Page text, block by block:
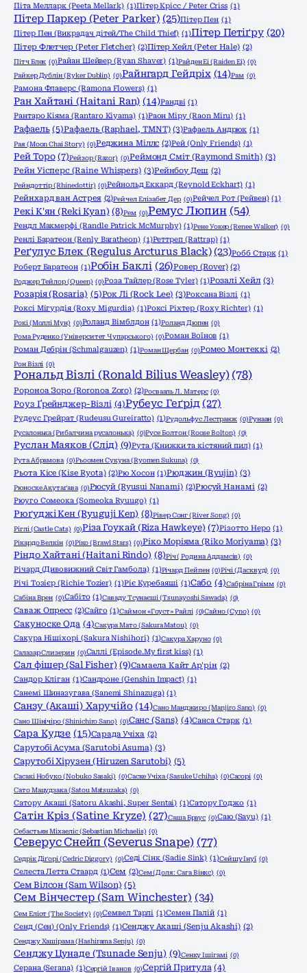
Піта Мелларк (Peeta Mellark) (1)Пітер Крісс / Peter Criss (1)
Пітер Паркер (Peter Parker) (25)Пітер Пен (1)
Пітер Пен (Викрадач дітей/The Child Thief) (1)Пітер Петіґру (20)
Пітер Флетчер (Peter Fletcher) (2)Пітер Хейл (Peter Hale) (2)
Пітч Блек (0)Райан Шейвер (Ryan Shaver) (1)Райден Еі (Raiden Ei) (0)
Райкер Дублін (Ryker Dublin) (0)Райнгард Гейдріх (14)Рам (0)
Рамона Флаверс (Ramona Flowers) (1)
Ран Хайтані (Haitani Ran) (14)Рандві (1)
Рантаро Кіяма (Rantaro Kiyama) (1)Раон Міру (Raon Miru) (1)
Рафаель (5)Рафаель (Raphael, TMNT) (3)Рафаель Андрюк (1)
Рая (Moon Chai Story) (0)Реджина Міллс (2)Рей (Only Friends) (1)
Рей Торо (7)Рейзор (Razor) (0)Реймонд Сміт (Raymond Smith) (3)
Рейн Уісперс (Raine Whispers) (3)Рейнбоу Деш (2)
Рейндоттір (Rhinedottir) (0)Рейнольд Еккард (Reynold Eckhart) (1)
Рейнхард ван Астрея (2)Рейчел Елізабет Дер (0)Рейчел Рот (Рейвен) (1)
Рекі К'ян (Reki Kyan) (8)Рем (0)Ремус Люпин (54)
Рендл Макмерфі (Randle Patrick McMurphy) (1)Рене Уокер (Renee Walker) (0)
Ренлі Баратеон (Renly Baratheon) (1)Реттреп (Rattrap) (1)
Реґулус Блек (Regulus Arcturus Black) (23)Робб Старк (1)
Роберт Баратеон (1)Робін Баклі (26)Ровер (Rover) (2)
Роджер Тейлор (Queen) (0)Роза Тайлер (Rose Tyler) (1)Розалі Хейл (3)
Розарія (Rosaria) (5)Рок Лі (Rock Lee) (3)Роксана Візлі (1)
Роксі Мігурдія (Roxy Migurdia) (1)Роксі Ріхтер (Roxy Richter) (1)
Рокі (Моллі Мун) (0)Роланд Вімблдон (1)Роланд Дюпен (0)
Рома Руденко (Університет Чупарського) (0)Роман Воїнов (1)
Роман Дебрін (Schmalgauzen) (1)Роман Щербан (0)Ромео Монтеккі (2)
Рон Візлі (0)
Рональд Візлі (Ronald Bilius Weasley) (78)
Ророноа Зоро (Roronoa Zoro) (2)Росвааль Л. Матерс (0)
Роуз Ґрейнджер-Візлі (4)Рубеус Геґрід (27)
Рудеус Грейрат (Rudeusu Gureiratto) (1)Рудольфус Лестранж (0)Рунаан (0)
Русалонька (Рибалчина русалонька) (0)Русе Болтон (Roose Bolton) (0)
Руслан Маяков (Слід) (9)Рута (Книжки та кістяний пил) (1)
Рута Абрамова (0)Рьоомен Сукуна (Ryomen Sukuna) (0)
Рьота Кісе (Kise Ryota) (2)Рю Хосон (1)Рюджин (Ryujin) (3)
Рюноске Акутаґава (0)Рюсуй (Ryusui Nanami) (2)Рюсуй Нанамі (2)
Рюуго Сомеока (Someoka Ryuugo) (1)
Рюґуджі Кен (Ryuguji Ken) (8)Рівер Сонг (River Song) (0)
Ріглі (Castle Cats) (0)Різа Гоукай (Riza Hawkeye) (7)Різотто Неро (1)
Рікардо Велкін (0)Ріко (Brawl Stars) (0)Ріко Моріяма (Riko Moriyama) (3)
Ріндо Хайтані (Haitani Rindo) (8)Річ ( Родина Аддамсів) (0)
Річард (Дивовижний Світ Гамбола) (1)Річард Пейпен (0)Річі (Дасквуд) (0)
Річі Тозієр (Richie Tozier) (1)Ріє Куребаяші (1)Сабо (4)Сабріна Грімм (0)
Сабіна Врен (0)Сабіто (1)Саваду Тсунаєші (Tsunayoshi Sawada) (0)
Саваж Опресс (2)Сайго (1)Саймон «Гоуст» Райлі (0)Сайно (Cyno) (0)
Сакуноске Ода (4)Сакура Мато (Sakura Matou) (0)
Сакура Нішіхорі (Sakura Nishihori) (1)Сакура Харуно (0)
Салазар Слизерин (0)Саллі (Episode.My first kiss) (1)
Сал фішер (Sal Fisher) (9)Самаела Кайт Ар'рін (2)
Сандор Кліган (1)Сандроне (Genshin Impact) (1)
Санемі Шиназугава (Sanemi Shinazuga) (1)
Санзу (Акаші) Харучійо (14)Сано Манджиро (Manjiro Sano) (0)
Сано Шінічіро (Shinichiro Sano) (0)Санс (Sans) (4)Санса Старк (1)
Сара Кудзе (15)Сарада Учіха (2)
Сарутобі Асума (Sarutobi Asuma) (3)
Сарутобі Хірузен (Hiruzen Sarutobi) (5)
Сасакі Нобуко (Nobuko Sasaki) (0)Саске Учіха (Sasuke Uchiha) (0)Сасорі (0)
Сато Мацудзака (Satou Matsuzaka) (0)
Сатору Акаші (Satoru Akashi, Super Sentai) (1)Сатору Годжо (1)
Сатін Кріз (Satine Kryze) (27)Саша Браус (0)Саю (Sayu) (1)
Себастьян Міхаеліс (Sebastian Michaelis) (0)
Северус Снейп (Severus Snape) (77)
Седрік Діґорі (Cedric Diggory) (0)Седі Сінк (Sadie Sink) (1)Сейшу Інуї (0)
Селеста Летта Стаард (1)Сем (2)Сем (Доля: Сага Вінкс) (0)
Сем Вілсон (Sam Wilson) (5)
Сем Вінчестер (Sam Winchester) (34)
Сем Еліот (The Society) (0)Семвел Тарлі (1)Семен Палій (1)
Сенд (Сен) (Only Friends) (1)Сенджу Акаші (Senju Akashi) (2)
Сенджу Хашірама (Hashirama Senju) (0)
Сенджу Цунаде (Tsunade Senju) (9)Сенку Ішігамі (0)
Серана (Serana) (1)Сергій Іванов (0)Сергій Притула (4)